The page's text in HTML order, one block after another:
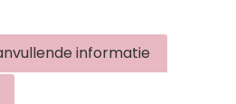
informatie